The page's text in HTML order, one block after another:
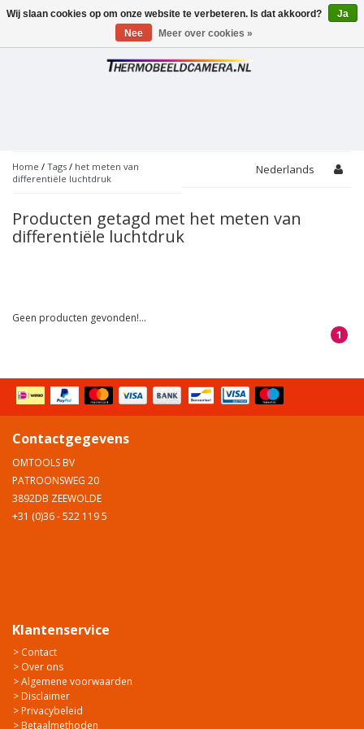
Toggle
Home / Tags / het meten van
differentiële luchtdruk
Nederlands
Producten getagd met het meten van
differentiële luchtdruk
Geen producten gevonden!...
1
Contactgegevens
OMTOOLS BV
PATROONSWEG 20
3892DB ZEEWOLDE
+31 (0)36 - 522 119 5
Klantenservice
> Contact
> Over ons
> Algemene voorwaarden
> Disclaimer
> Privacybeleid
> Betaalmethoden
Wij slaan cookies op om onze website te verbeteren. Is dat akkoord?
Ja
Nee
Meer over cookies »